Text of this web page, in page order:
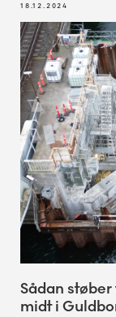
18.12.2024
Sådan
midt i